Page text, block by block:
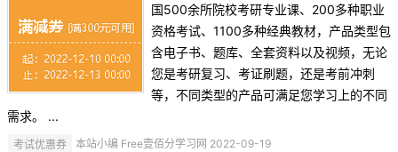
国500余所院校考研专业课、200多种职业
资格考试、1100多种经典教材，产品类型包
含电子书、题库、全套资料以及视频，无论
您是考研复习、考证刷题，还是考前冲刺
等，不同类型的产品可满足您学习上的不同
需求。 ...
考试优惠券 本站小编 Free壹佰分学习网 2022-09-19